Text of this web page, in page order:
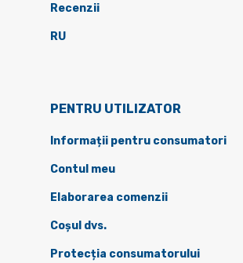
Recenzii
RU
PENTRU UTILIZATOR
Informații pentru consumatori
Contul meu
Elaborarea comenzii
Coșul dvs.
Protecția consumatorului